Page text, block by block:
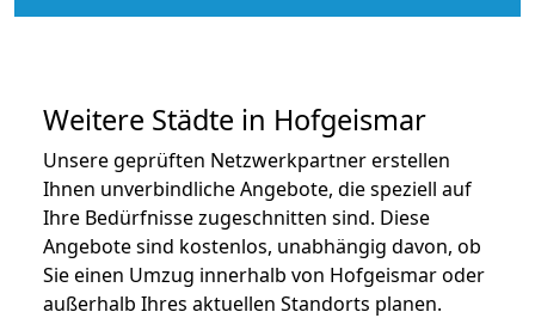
Weitere Städte in Hofgeismar
Unsere geprüften Netzwerkpartner erstellen
Ihnen unverbindliche Angebote, die speziell auf
Ihre Bedürfnisse zugeschnitten sind. Diese
Angebote sind kostenlos, unabhängig davon, ob
Sie einen Umzug innerhalb von Hofgeismar oder
außerhalb Ihres aktuellen Standorts planen.